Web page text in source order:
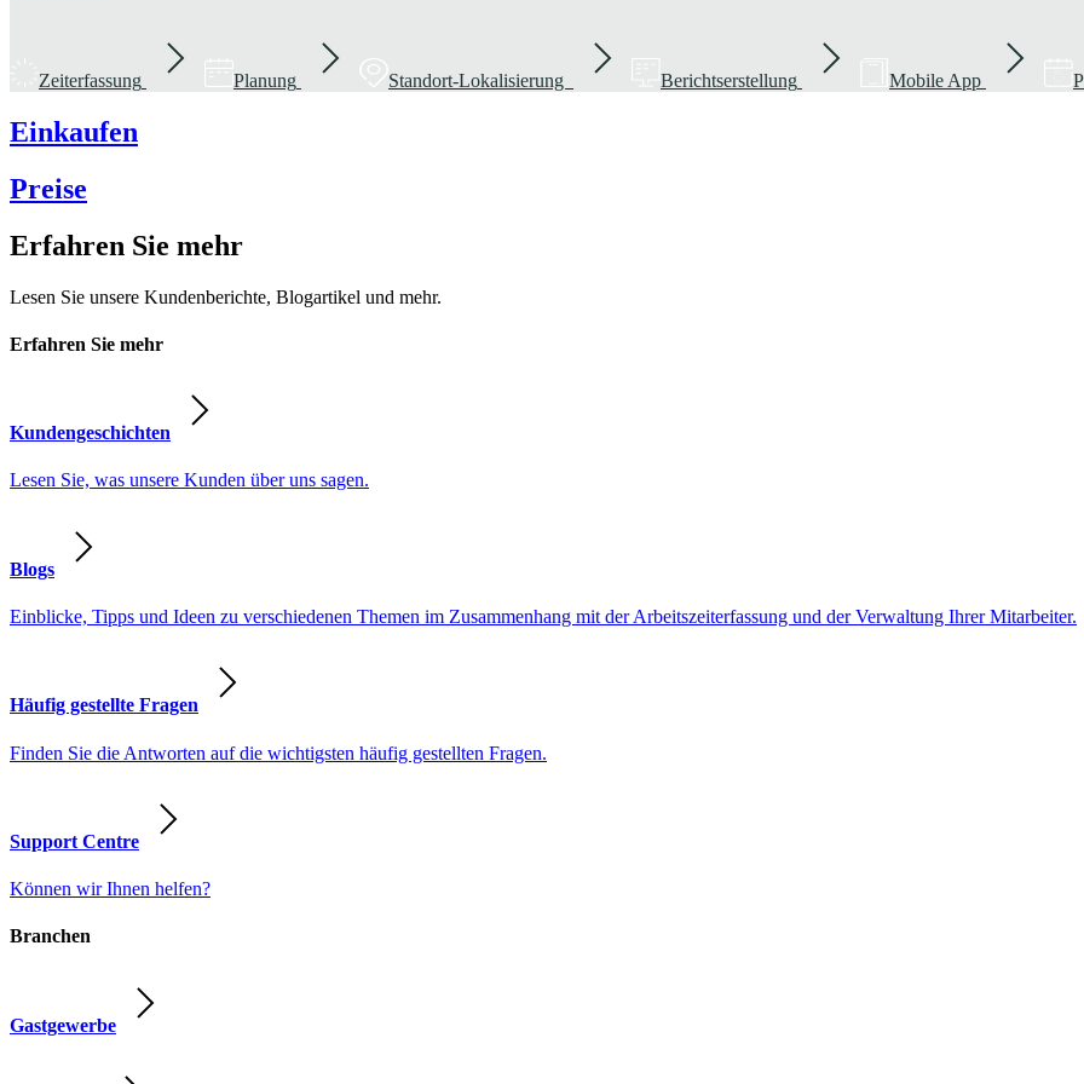
Zeiterfassung Planung Standort-Lokalisierung Berichtserstellung Mobile App
Einkaufen
Preise
Erfahren Sie mehr
Lesen Sie unsere Kundenberichte, Blogartikel und mehr.
Erfahren Sie mehr
Kundengeschichten
Lesen Sie, was unsere Kunden über uns sagen.
Blogs
Einblicke, Tipps und Ideen zu verschiedenen Themen im Zusammenhang mit der Arbeitszeiterfassung und der Verwaltung Ihrer Mitarbeiter.
Häufig gestellte Fragen
Finden Sie die Antworten auf die wichtigsten häufig gestellten Fragen.
Support Centre
Können wir Ihnen helfen?
Branchen
Gastgewerbe